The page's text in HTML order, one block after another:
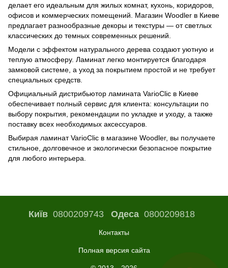
делает его идеальным для жилых комнат, кухонь, коридоров,
офисов и коммерческих помещений. Магазин Woodler в Киеве
предлагает разнообразные декоры и текстуры — от светлых
классических до темных современных решений.
Модели с эффектом натурального дерева создают уютную и
теплую атмосферу. Ламинат легко монтируется благодаря
замковой системе, а уход за покрытием простой и не требует
специальных средств.
Официальный дистрибьютор ламината VarioClic в Киеве
обеспечивает полный сервис для клиента: консультации по
выбору покрытия, рекомендации по укладке и уходу, а также
поставку всех необходимых аксессуаров.
Выбирая ламинат VarioClic в магазине Woodler, вы получаете
стильное, долговечное и экологически безопасное покрытие
для любого интерьера.
Київ0800209743 Одеса0800209818
Контакты
Полная версия сайта